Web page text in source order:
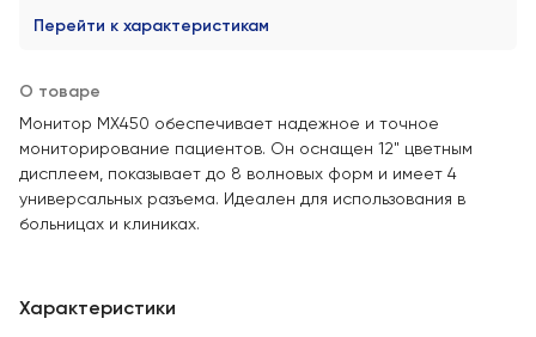
Перейти к характеристикам
О товаре
Монитор MX450 обеспечивает надежное и точное
мониторирование пациентов. Он оснащен 12" цветным
дисплеем, показывает до 8 волновых форм и имеет 4
универсальных разъема. Идеален для использования в
больницах и клиниках.
Характеристики